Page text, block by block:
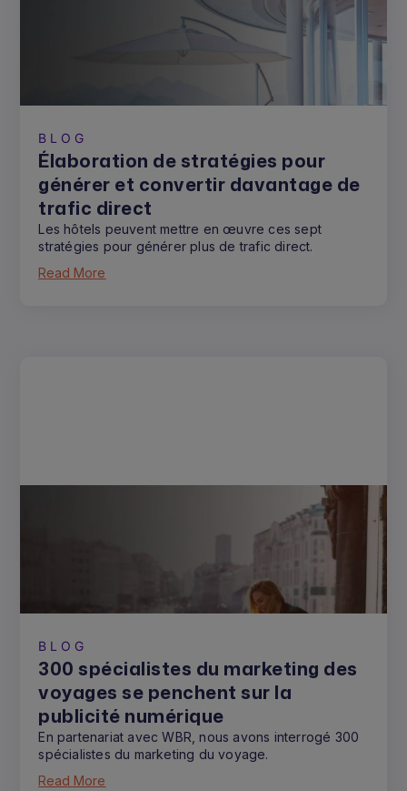
BLOG
Élaboration de stratégies pour
générer et convertir davantage de
trafic direct
Les hôtels peuvent mettre en œuvre ces sept
stratégies pour générer plus de trafic direct.
Read More
BLOG
300 spécialistes du marketing des
voyages se penchent sur la
publicité numérique
En partenariat avec WBR, nous avons interrogé 300
spécialistes du marketing du voyage.
Read More